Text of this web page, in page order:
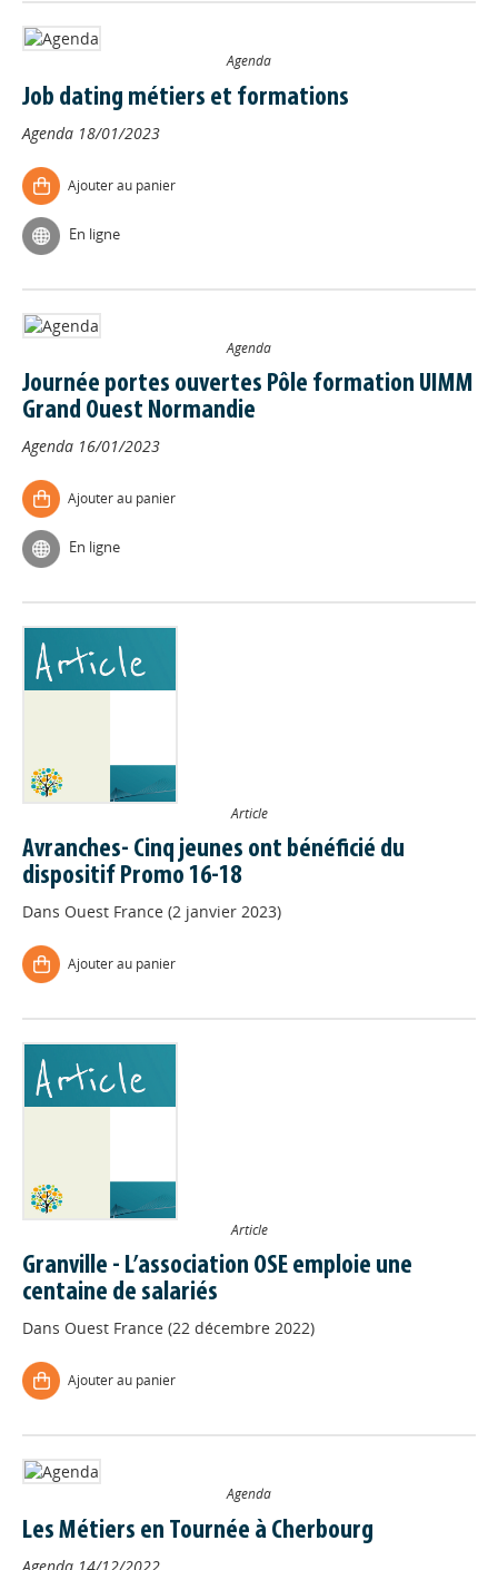
Agenda
Job dating métiers et formations
Agenda 18/01/2023
Ajouter au panier
En ligne
Agenda
Journée portes ouvertes Pôle formation UIMM
Grand Ouest Normandie
Agenda 16/01/2023
Ajouter au panier
En ligne
Article
Avranches- Cinq jeunes ont bénéficié du
dispositif Promo 16-18
Dans Ouest France (2 janvier 2023)
Ajouter au panier
Article
Granville - L’association OSE emploie une
centaine de salariés
Dans Ouest France (22 décembre 2022)
Ajouter au panier
Agenda
Les Métiers en Tournée à Cherbourg